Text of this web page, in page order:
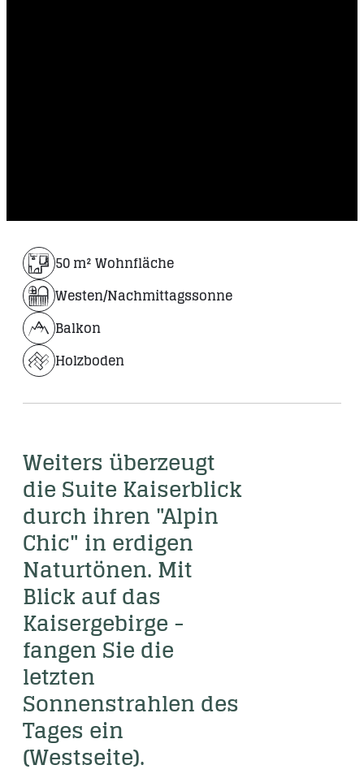
50 m² Wohnfläche
Westen/Nachmittagssonne
Balkon
Holzboden
Weiters überzeugt
die Suite Kaiserblick
durch ihren "Alpin
Chic" in erdigen
Naturtönen. Mit
Blick auf das
Kaisergebirge -
fangen Sie die
letzten
Sonnenstrahlen des
Tages ein
(Westseite).